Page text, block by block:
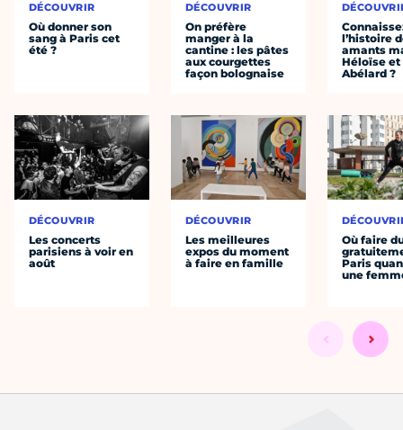
DÉCOUVRIR
Où donner son
sang à Paris cet
été ?
DÉCOUVRIR
Les concerts
parisiens à voir en
août
DÉCOUVRIR
On préfère
manger à la
cantine : les pâtes
aux courgettes
façon bolognaise
DÉCOUVRIR
Les meilleures
expos du moment
à faire en famille
l’histoire
amants
Héloïse et
Abélard ?
Où faire
Paris
une